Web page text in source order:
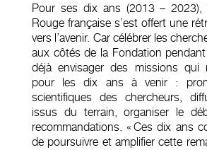
Pour ses dix ans (2013 – 2023),
Rouge française s’est offert une
vers l’avenir. Car célébrer les
aux côtés de la Fondation
déjà envisager des missions qui
pour les dix ans à venir :
scientifiques des chercheurs,
issus du terrain, organiser le
recommandations. « Ces dix ans
de poursuivre et amplifier cette